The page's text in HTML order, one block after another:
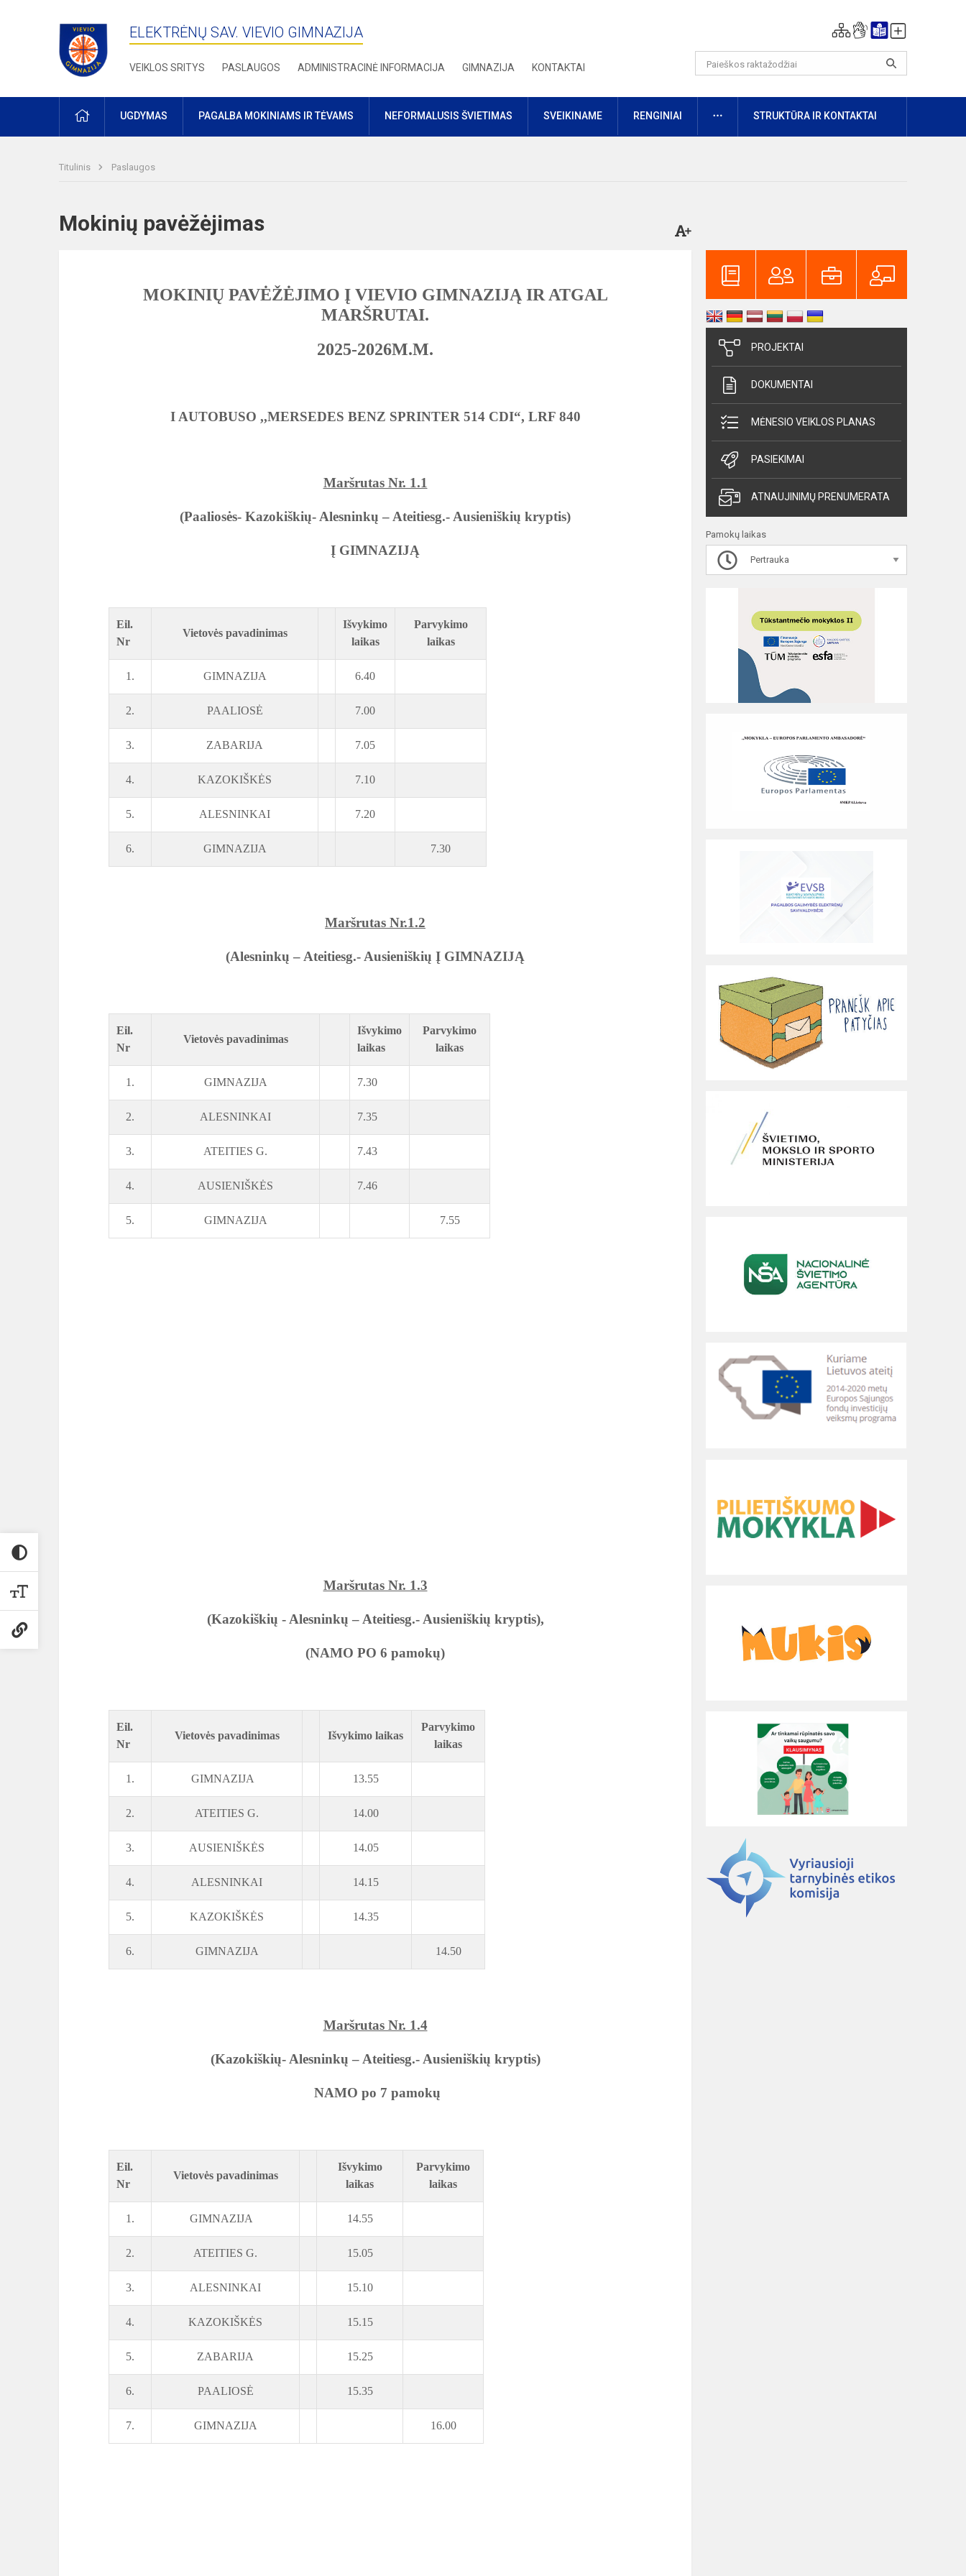
ELEKTRĖNŲ SAV. VIEVIO GIMNAZIJA
VEIKLOS SRITYS PASLAUGOS ADMINISTRACINĖ INFORMACIJA GIMNAZIJA KONTAKTAI
PRADŽIAUGDYMAS PAGALBA MOKINIAMS IR TĖVAMS NEFORMALUSIS ŠVIETIMAS SVEIKINAME RENGINIAI DAUGIAUSTRUKTŪRA IR KONTAKTAI
Titulinis Paslaugos
Mokinių pavėžėjimas
MOKINIŲ PAVĖŽĖJIMO Į VIEVIO GIMNAZIJĄ IR ATGAL
MARŠRUTAI.
2025-2026M.M.
I AUTOBUSO ,,MERSEDES BENZ SPRINTER 514 CDI“, LRF 840
Maršrutas Nr. 1.1
(Paaliosės- Kazokiškių- Alesninkų – Ateitiesg.- Ausieniškių kryptis)
Į GIMNAZIJĄ
Eil.
Nr
Vietovės pavadinimas
Išvykimo
laikas
Parvykimo
laikas
1. GIMNAZIJA 6.40
2. PAALIOSĖ 7.00
3. ZABARIJA 7.05
4. KAZOKIŠKĖS 7.10
5. ALESNINKAI 7.20
6. GIMNAZIJA 7.30
Maršrutas Nr.1.2
(Alesninkų – Ateitiesg.- Ausieniškių Į GIMNAZIJĄ
Eil.
Nr
Vietovės pavadinimas
Išvykimo
laikas
Parvykimo
laikas
1. GIMNAZIJA 7.30
2. ALESNINKAI 7.35
3. ATEITIES G. 7.43
4. AUSIENIŠKĖS 7.46
5. GIMNAZIJA 7.55
Maršrutas Nr. 1.3
(Kazokiškių - Alesninkų – Ateitiesg.- Ausieniškių kryptis),
(NAMO PO 6 pamokų)
Eil.
Nr
Vietovės pavadinimas Išvykimo laikas
Parvykimo
laikas
1. GIMNAZIJA 13.55
2. ATEITIES G. 14.00
3. AUSIENIŠKĖS 14.05
4. ALESNINKAI 14.15
5. KAZOKIŠKĖS 14.35
6. GIMNAZIJA 14.50
Maršrutas Nr. 1.4
(Kazokiškių- Alesninkų – Ateitiesg.- Ausieniškių kryptis)
NAMO po 7 pamokų
Eil.
Nr
Vietovės pavadinimas
Išvykimo
laikas
Parvykimo
laikas
1. GIMNAZIJA 14.55
2. ATEITIES G. 15.05
3. ALESNINKAI 15.10
4. KAZOKIŠKĖS 15.15
5. ZABARIJA 15.25
6. PAALIOSĖ 15.35
7. GIMNAZIJA 16.00
PROJEKTAI
DOKUMENTAI
MĖNESIO VEIKLOS PLANAS
PASIEKIMAI
ATNAUJINIMŲ PRENUMERATA
Pamokų laikas
Pertrauka